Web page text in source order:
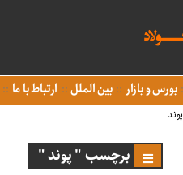
بورس و بازار بین الملل ارتباط با ما
پوند
برچسب " پوند "